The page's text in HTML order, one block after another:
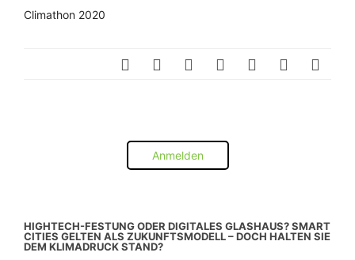
Climathon 2020
Anmelden
HIGHTECH-FESTUNG ODER DIGITALES GLASHAUS? SMART
CITIES GELTEN ALS ZUKUNFTSMODELL – DOCH HALTEN SIE
DEM KLIMADRUCK STAND?